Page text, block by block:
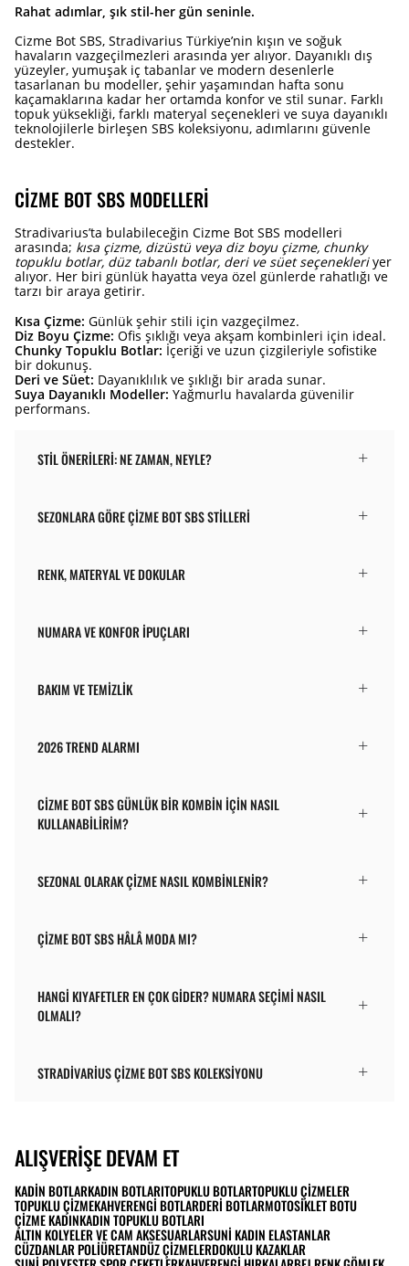
Rahat adımlar, şık stil-her gün seninle.
Cizme Bot SBS, Stradivarius Türkiye’nin kışın ve soğuk
havaların vazgeçilmezleri arasında yer alıyor. Dayanıklı dış
yüzeyler, yumuşak iç tabanlar ve modern desenlerle
tasarlanan bu modeller, şehir yaşamından hafta sonu
kaçamaklarına kadar her ortamda konfor ve stil sunar. Farklı
topuk yüksekliği, farklı materyal seçenekleri ve suya dayanıklı
teknolojilerle birleşen SBS koleksiyonu, adımlarını güvenle
destekler.
CIZME BOT SBS MODELLERI
Stradivarius’ta bulabileceğin Cizme Bot SBS modelleri
arasında; kısa çizme, dizüstü veya diz boyu çizme, chunky
topuklu botlar, düz tabanlı botlar, deri ve süet seçenekleriyer
alıyor. Her biri günlük hayatta veya özel günlerde rahatlığı ve
tarzı bir araya getirir.
Kısa Çizme: Günlük şehir stili için vazgeçilmez.
Diz Boyu Çizme: Ofis şıklığı veya akşam kombinleri için ideal.
Chunky Topuklu Botlar: İçeriği ve uzun çizgileriyle sofistike
bir dokunuş.
Deri ve Süet: Dayanıklılık ve şıklığı bir arada sunar.
Suya Dayanıklı Modeller: Yağmurlu havalarda güvenilir
performans.
STIL ÖNERILERI: NE ZAMAN, NEYLE?
SEZONLARA GÖRE ÇIZME BOT SBS STILLERI
RENK, MATERYAL VE DOKULAR
NUMARA VE KONFOR İPUÇLARI
BAKIM VE TEMIZLIK
2026 TREND ALARMI
CIZME BOT SBS GÜNLÜK BIR KOMBIN IÇIN NASIL
KULLANABILIRIM?
SEZONAL OLARAK ÇIZME NASIL KOMBINLENIR?
ÇIZME BOT SBS HÂLÂ MODA MI?
HANGI KIYAFETLER EN ÇOK GIDER? NUMARA SEÇIMI NASIL
OLMALI?
STRADIVARIUS ÇIZME BOT SBS KOLEKSIYONU
ALIŞVERIŞE DEVAM ET
KADIN BOTLARKADIN BOTLARITOPUKLU BOTLARTOPUKLU ÇIZMELER
TOPUKLU ÇIZMEKAHVERENGI BOTLARDERI BOTLARMOTOSIKLET BOTU
ÇIZME KADINKADIN TOPUKLU BOTLARI
ALTIN KOLYELER VE CAM AKSESUARLARSUNI KADIN ELASTANLAR
CÜZDANLAR POLIÜRETANDÜZ ÇIZMELERDOKULU KAZAKLAR